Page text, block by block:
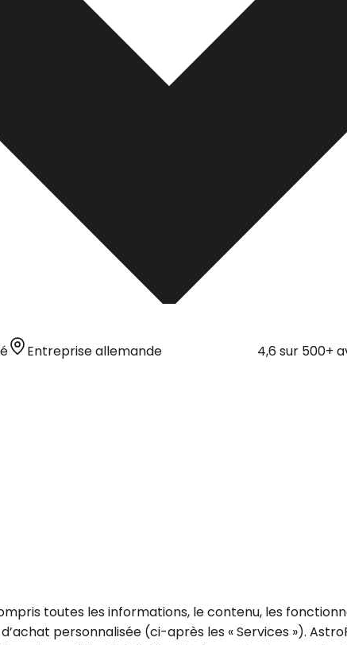
Entreprise allemande 4,6 sur 500+
toutes les informations, le contenu, les
personnalisée (ci-après les « Services »).